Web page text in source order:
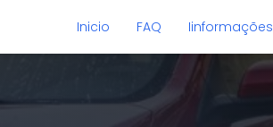
Inicio FAQ Iinformações